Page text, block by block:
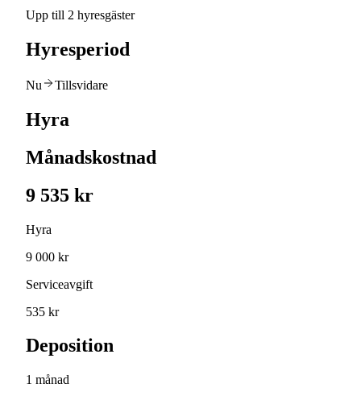
Upp till 2 hyresgäster
Hyresperiod
Nu Tillsvidare
Hyra
Månadskostnad
9 535 kr
Hyra
9 000 kr
Serviceavgift
535 kr
Deposition
1 månad